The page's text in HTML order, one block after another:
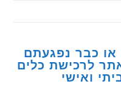
נפגעתם
כלים